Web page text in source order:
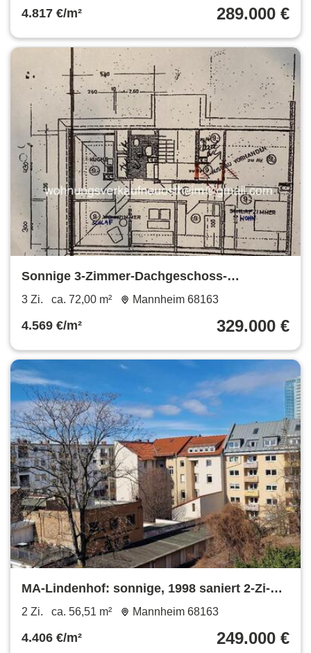
4.817 €/m² 289.000 €
Sonnige 3-Zimmer-Dachgeschoss-
Eigentumswohnung in Neuostheim
3 Zi. ca. 72,00 m² Mannheim 68163
4.569 €/m² 329.000 €
MA-Lindenhof: sonnige, 1998 saniert 2-Zi-
Wohnung mit Balkon + EBK
2 Zi. ca. 56,51 m² Mannheim 68163
4.406 €/m² 249.000 €